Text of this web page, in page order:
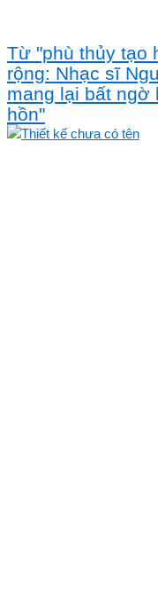
Từ "phù thủy tạo
rộng: Nhạc sĩ
mang lại bất ngờ
hồn"